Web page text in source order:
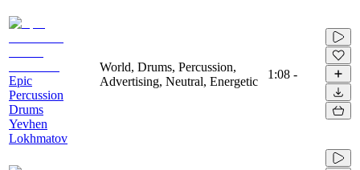
Epic
Percussion
Drums
Yevhen
Lokhmatov
World, Drums, Percussion,
Advertising, Neutral, Energetic
1:08 -